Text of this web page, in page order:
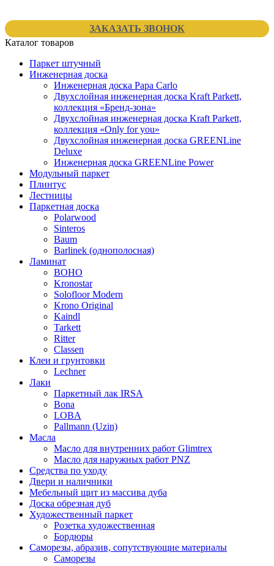
ЗАКАЗАТЬ ЗВОНОК
Каталог товаров
Паркет штучный
Инженерная доска
Инженерная доска Papa Carlo
Двухслойная инженерная доска Kraft Parkett,
коллекция «Бренд-зона»
Двухслойная инженерная доска Kraft Parkett,
коллекция «Only for you»
Двухслойная инженерная доска GREENLine
Deluxe
Инженерная доска GREENLine Power
Модульный паркет
Плинтус
Лестницы
Паркетная доска
Polarwood
Sinteros
Baum
Barlinek (однополосная)
Ламинат
BOHO
Kronostar
Solofloor Modern
Krono Original
Kaindl
Tarkett
Ritter
Classen
Клеи и грунтовки
Lechner
Лаки
Паркетный лак IRSA
Bona
LOBA
Pallmann (Uzin)
Масла
Масло для внутренних работ Glimtrex
Масло для наружных работ PNZ
Средства по уходу
Двери и наличники
Мебельный щит из массива дуба
Доска обрезная дуб
Художественный паркет
Розетка художественная
Бордюры
Саморезы, абразив, сопутствующие материалы
Саморезы